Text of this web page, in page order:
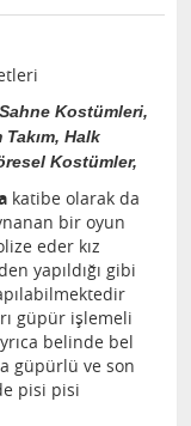
Kostümleri,
Halk
Kostümler,
katibe olarak da
bir oyun
eder kız
yapıldığı gibi
güpür işlemeli
belinde bel
güpürlü ve son
pisi pisi